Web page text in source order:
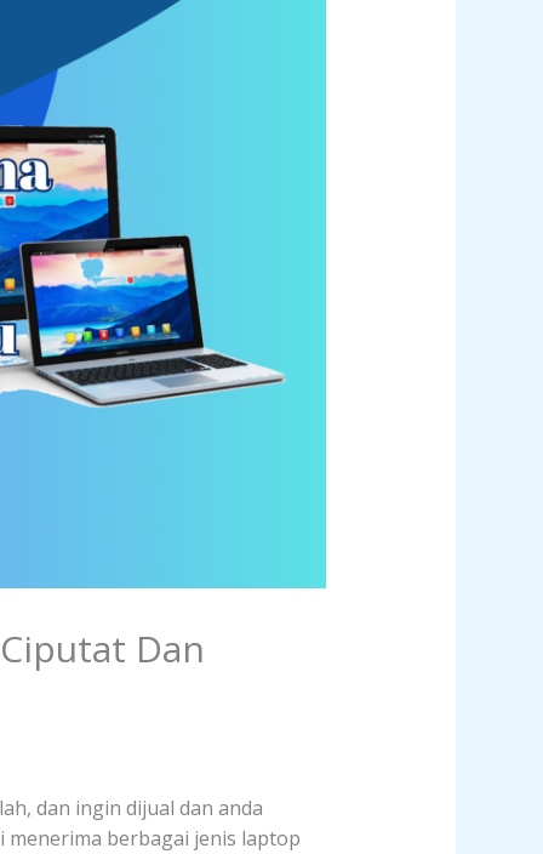
Dan
dan ingin dijual dan anda
menerima berbagai jenis laptop